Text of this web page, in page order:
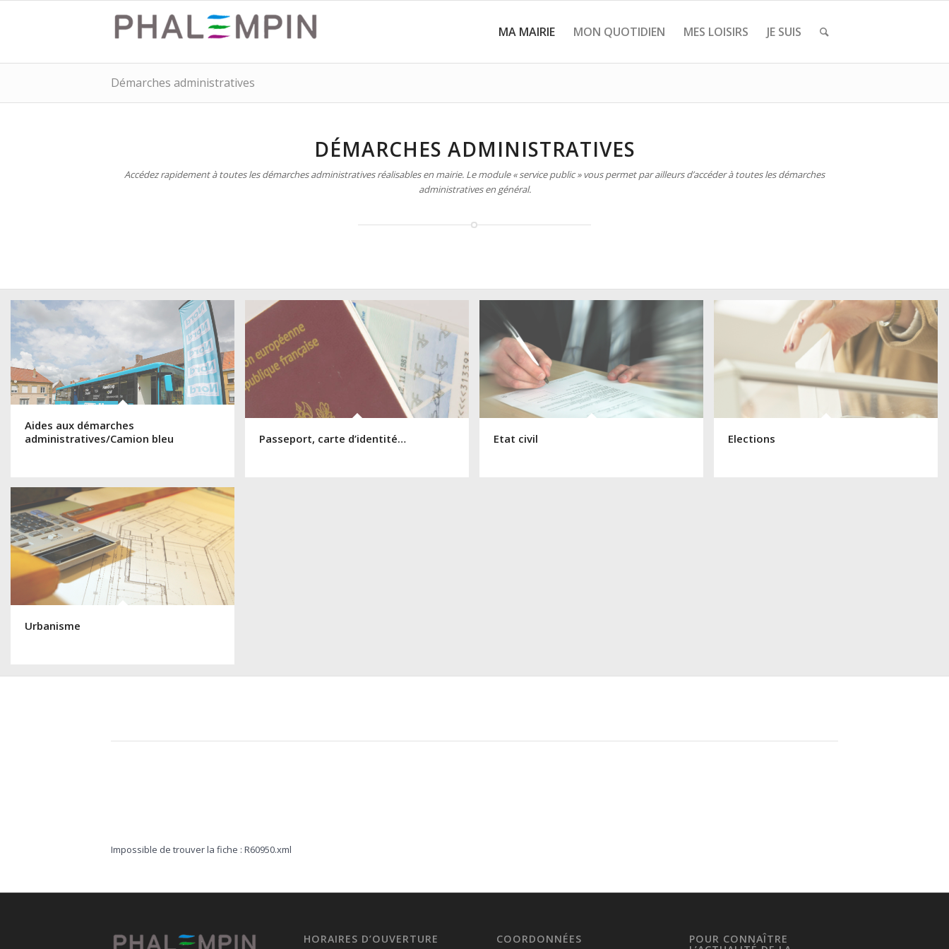
MA MAIRIE MON QUOTIDIEN MES LOISIRS JE SUIS
Démarches administratives
DÉMARCHES ADMINISTRATIVES
Accédez rapidement à toutes les démarches administratives réalisables en mairie. Le module « service public » vous permet par ailleurs d’accéder à toutes les démarches
administratives en général.
Aides aux démarches
administratives/Camion bleu
Passeport, carte d’identité… Etat civil Elections
Urbanisme
Impossible de trouver la fiche : R60950.xml
HORAIRES D’OUVERTURE COORDONNÉES POUR CONNAÎTRE